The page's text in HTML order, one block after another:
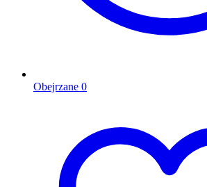
Obejrzane 0